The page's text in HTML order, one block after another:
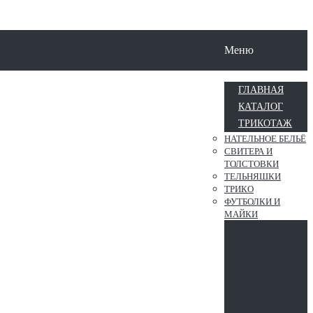
Меню
ГЛАВНАЯ
КАТАЛОГ
ТРИКОТАЖ
НАТЕЛЬНОЕ БЕЛЬЁ
СВИТЕРА И
ТОЛСТОВКИ
ТЕЛЬНЯШКИ
ТРИКО
ФУТБОЛКИ И
МАЙКИ